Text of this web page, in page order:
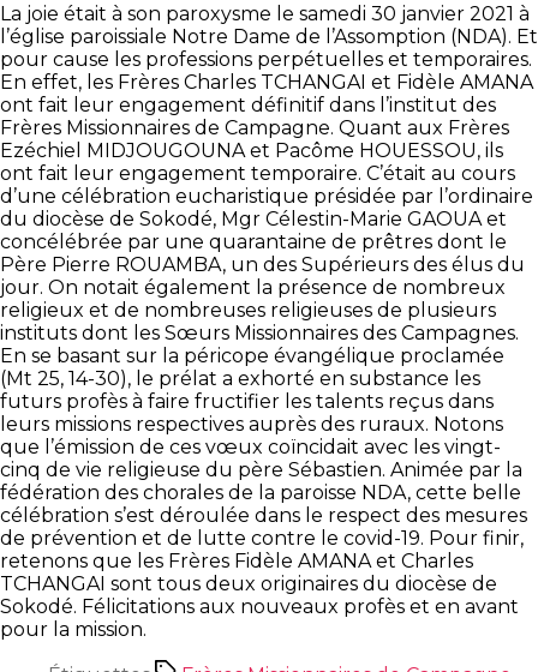
La joie était à son paroxysme le samedi 30 janvier 2021 à
l’église paroissiale Notre Dame de l’Assomption (NDA). Et
pour cause les professions perpétuelles et temporaires.
En effet, les Frères Charles TCHANGAI et Fidèle AMANA
ont fait leur engagement définitif dans l’institut des
Frères Missionnaires de Campagne. Quant aux Frères
Ezéchiel MIDJOUGOUNA et Pacôme HOUESSOU, ils
ont fait leur engagement temporaire. C’était au cours
d’une célébration eucharistique présidée par l’ordinaire
du diocèse de Sokodé, Mgr Célestin-Marie GAOUA et
concélébrée par une quarantaine de prêtres dont le
Père Pierre ROUAMBA, un des Supérieurs des élus du
jour. On notait également la présence de nombreux
religieux et de nombreuses religieuses de plusieurs
instituts dont les Sœurs Missionnaires des Campagnes.
En se basant sur la péricope évangélique proclamée
(Mt 25, 14-30), le prélat a exhorté en substance les
futurs profès à faire fructifier les talents reçus dans
leurs missions respectives auprès des ruraux. Notons
que l’émission de ces vœux coïncidait avec les vingt-
cinq de vie religieuse du père Sébastien. Animée par la
fédération des chorales de la paroisse NDA, cette belle
célébration s’est déroulée dans le respect des mesures
de prévention et de lutte contre le covid-19. Pour finir,
retenons que les Frères Fidèle AMANA et Charles
TCHANGAI sont tous deux originaires du diocèse de
Sokodé. Félicitations aux nouveaux profès et en avant
pour la mission.